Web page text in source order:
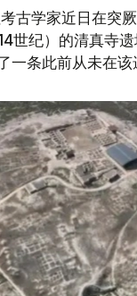
古学家近日在突
世纪）的清真寺
条此前从未在该